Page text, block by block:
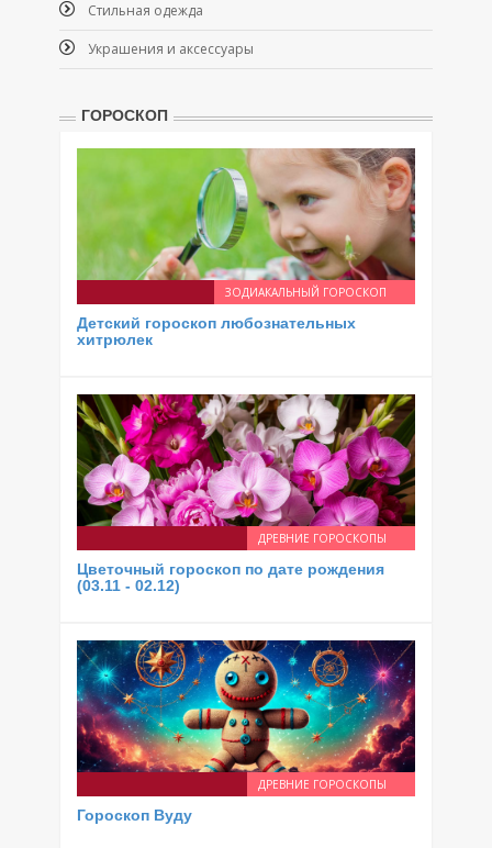
Стильная одежда
Украшения и аксессуары
ГОРОСКОП
ЗОДИАКАЛЬНЫЙ ГОРОСКОП
Детский гороскоп любознательных
хитрюлек
ДРЕВНИЕ ГОРОСКОПЫ
Цветочный гороскоп по дате рождения
(03.11 - 02.12)
ДРЕВНИЕ ГОРОСКОПЫ
Гороскоп Вуду